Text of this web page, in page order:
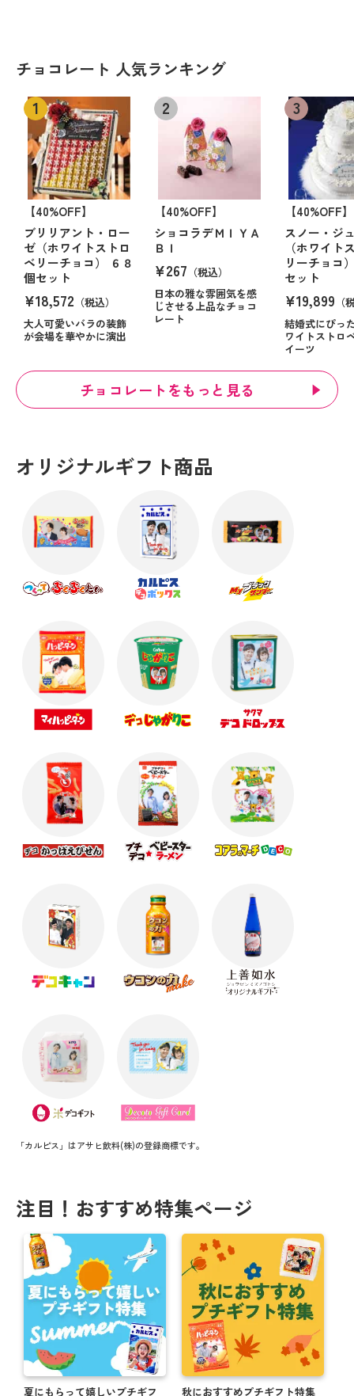
チョコレート 人気ランキング
【40%OFF】
ブリリアント・ロー
ゼ（ホワイトストロ
ベリーチョコ） ６８
個セット
¥18,572 （税込）
大人可愛いバラの装飾
が会場を華やかに演出
【40%OFF】
ショコラデＭＩＹＡ
ＢＩ
¥267 （税込）
日本の雅な雰囲気を感
じさせる上品なチョコ
レート
【40%OFF】
スノー・ジ
（ホワイト
リーチョコ
セット
¥19,899 （
結婚式にぴっ
ワイトストロ
イーツ
チョコレートをもっと見る
オリジナルギフト商品
「カルピス」はアサヒ飲料(株)の登録商標です。
注目！おすすめ特集ページ
夏にもらって嬉しいプチギフ 秋におすすめプチギフト特集